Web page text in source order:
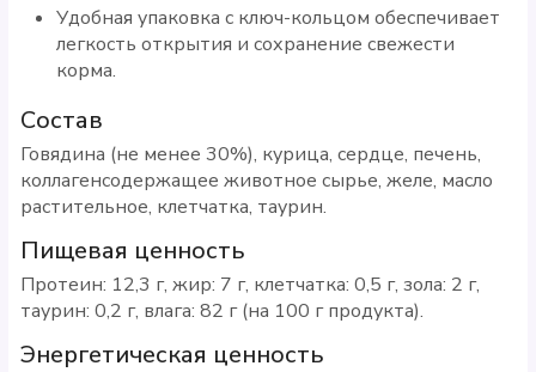
Удобная упаковка с ключ-кольцом обеспечивает
легкость открытия и сохранение свежести
корма.
Состав
Говядина (не менее 30%), курица, сердце, печень,
коллагенсодержащее животное сырье, желе, масло
растительное, клетчатка, таурин.
Пищевая ценность
Протеин: 12,3 г, жир: 7 г, клетчатка: 0,5 г, зола: 2 г,
таурин: 0,2 г, влага: 82 г (на 100 г продукта).
Энергетическая ценность